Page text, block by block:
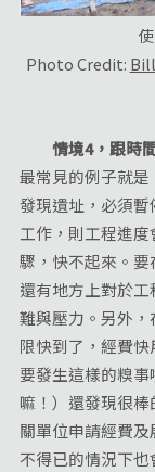
Photo Credit:
情境4，跟時間
最常見的例子就
發現遺址，必須
工作，則工程進
驟，快不起來。
還有地方上對於
難與壓力。另外
限快到了，經費
要發生這樣的糗
嘛！）還發現很
關單位申請經費
不得已的情況下